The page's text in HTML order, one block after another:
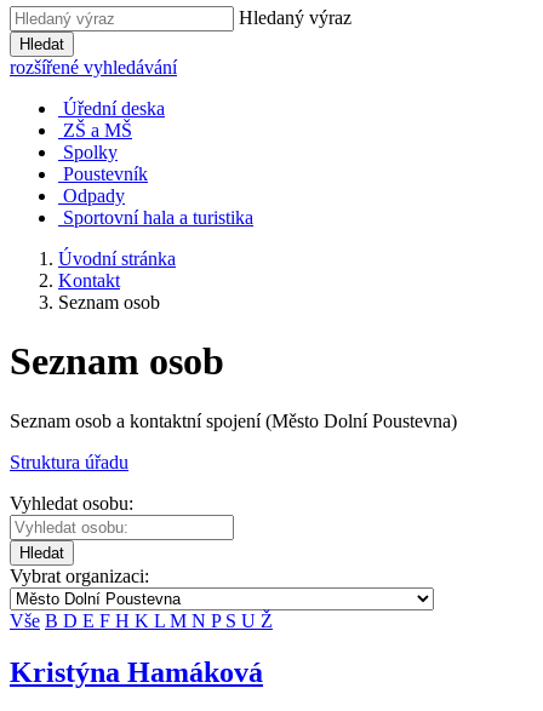
Hledaný výraz
Hledat
rozšířené vyhledávání
Úřední deska
ZŠ a MŠ
Spolky
Poustevník
Odpady
Sportovní hala a turistika
Úvodní stránka
Kontakt
Seznam osob
Seznam osob
Seznam osob a kontaktní spojení (Město Dolní Poustevna)
Struktura úřadu
Vyhledat osobu:
Hledat
Vybrat organizaci:
Vše B D E F H K L M N P S U Ž
Kristýna Hamáková